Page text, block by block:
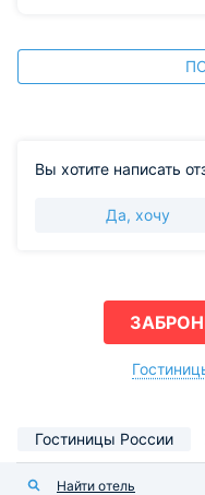
Вы хотите написать
Да, хочу
Гостиницы России
Найти отель